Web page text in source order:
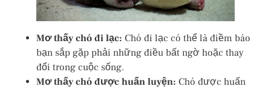
Mơ thấy chó đi lạc: Chó đi lạc có thể là điềm báo
bạn sắp gặp phải những điều bất ngờ hoặc thay
đổi trong cuộc sống.
Mơ thấy chó được huấn luyện: Chó được huấn